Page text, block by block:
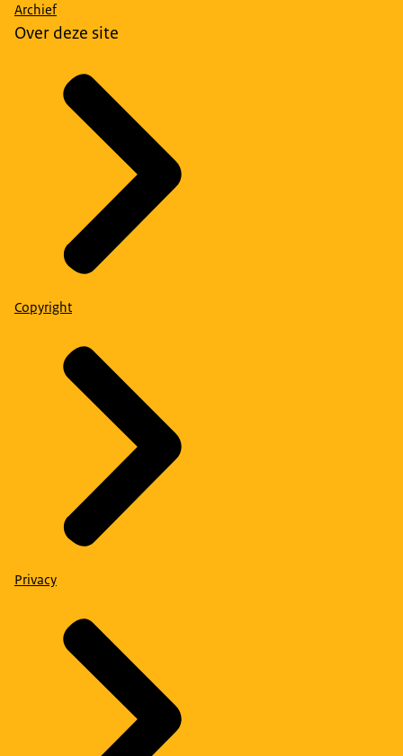
Archief
Over deze site
Copyright
Privacy